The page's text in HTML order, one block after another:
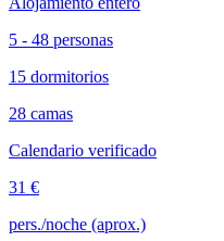
5 - 48 personas
15 dormitorios
28 camas
Calendario verificado
31 €
pers./noche (aprox.)